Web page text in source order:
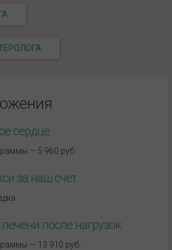
сердце
— 5 960 руб.
за наш счет
после нагрузок
— 13 910 руб.